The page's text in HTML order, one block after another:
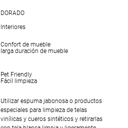
DORADO
Interiores
Confort de mueble
larga duración de mueble
Pet Friendly
Fácil limpieza
Utilizar espuma jabonosa o productos
especiales para limpieza de telas
vinílicas y cueros sintéticos y retirarlas